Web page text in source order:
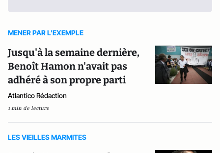
MENER PAR L'EXEMPLE
Jusqu'à la semaine dernière,
Benoît Hamon n'avait pas
adhéré à son propre parti
Atlantico Rédaction
1 min de lecture
LES VIEILLES MARMITES